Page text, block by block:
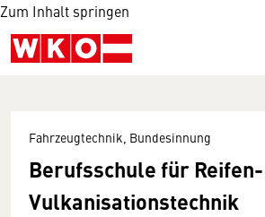
Zum Inhalt springen
Fahrzeugtechnik, Bundesinnung
Berufsschule für
Vulkanisationstechnik